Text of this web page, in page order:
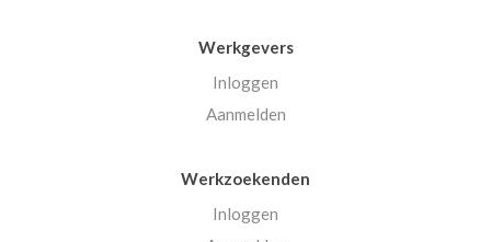
Werkgevers
Inloggen
Aanmelden
Werkzoekenden
Inloggen